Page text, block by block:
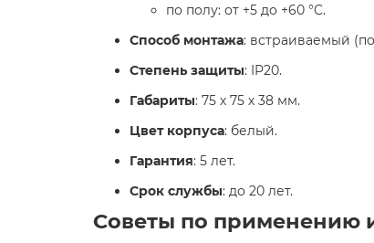
по полу: от +5 до +60 °C.
Способ монтажа: встраиваемый
Степень защиты: IP20.
Габариты: 75 х 75 х 38 мм.
Цвет корпуса: белый.
Гарантия: 5 лет.
Срок службы: до 20 лет.​
Советы по применению